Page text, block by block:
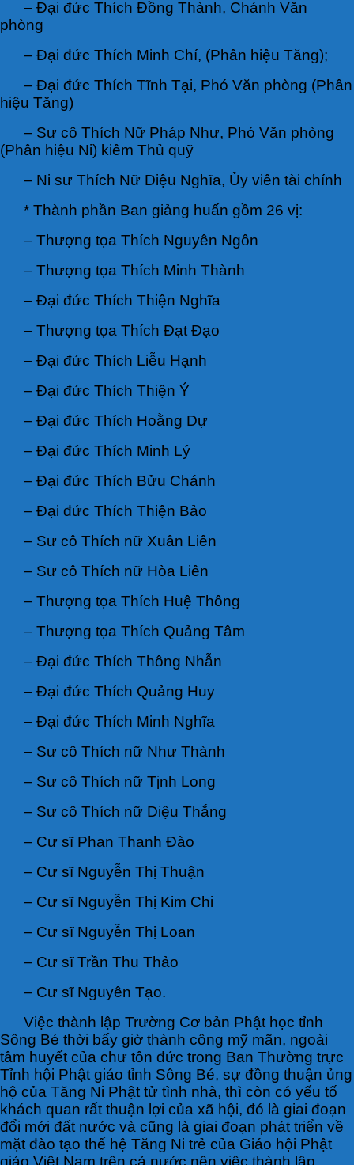
– Đại đức Thích Đồng Thành, Chánh Văn
phòng
– Đại đức Thích Minh Chí, (Phân hiệu Tăng);
– Đại đức Thích Tĩnh Tại, Phó Văn phòng (Phân
hiệu Tăng)
– Sư cô Thích Nữ Pháp Như, Phó Văn phòng
(Phân hiệu Ni) kiêm Thủ quỹ
– Ni sư Thích Nữ Diệu Nghĩa, Ủy viên tài chính
* Thành phần Ban giảng huấn gồm 26 vị:
– Thượng tọa Thích Nguyên Ngôn
– Thượng tọa Thích Minh Thành
– Đại đức Thích Thiện Nghĩa
– Thượng tọa Thích Đạt Đạo
– Đại đức Thích Liễu Hạnh
– Đại đức Thích Thiện Ý
– Đại đức Thích Hoằng Dự
– Đại đức Thích Minh Lý
– Đại đức Thích Bửu Chánh
– Đại đức Thích Thiện Bảo
– Sư cô Thích nữ Xuân Liên
– Sư cô Thích nữ Hòa Liên
– Thượng tọa Thích Huệ Thông
– Thượng tọa Thích Quảng Tâm
– Đại đức Thích Thông Nhẫn
– Đại đức Thích Quảng Huy
– Đại đức Thích Minh Nghĩa
– Sư cô Thích nữ Như Thành
– Sư cô Thích nữ Tịnh Long
– Sư cô Thích nữ Diệu Thắng
– Cư sĩ Phan Thanh Đào
– Cư sĩ Nguyễn Thị Thuận
– Cư sĩ Nguyễn Thị Kim Chi
– Cư sĩ Nguyễn Thị Loan
– Cư sĩ Trần Thu Thảo
– Cư sĩ Nguyên Tạo.
Việc thành lập Trường Cơ bản Phật học tỉnh
Sông Bé thời bấy giờ thành công mỹ mãn, ngoài
tâm huyết của chư tôn đức trong Ban Thường trực
Tỉnh hội Phật giáo tỉnh Sông Bé, sự đồng thuận ủng
hộ của Tăng Ni Phật tử tình nhà, thì còn có yếu tố
khách quan rất thuận lợi của xã hội, đó là giai đoạn
đổi mới đất nước và cũng là giai đoạn phát triển về
mặt đào tạo thế hệ Tăng Ni trẻ của Giáo hội Phật
giáo Việt Nam trên cả nước nên việc thành lập